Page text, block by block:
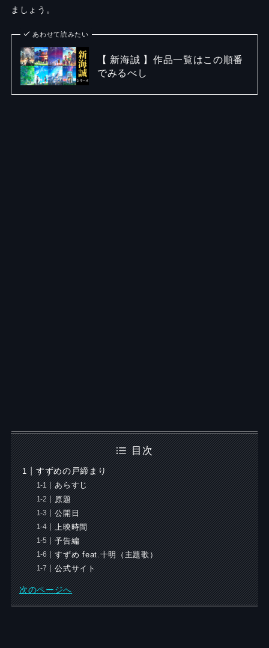
ましょう。
あわせて読みたい
【 新海誠 】作品一覧はこの順番
でみるべし
目次
すずめの戸締まり
あらすじ
原題
公開日
上映時間
予告編
すずめ feat.十明（主題歌）
公式サイト
次のページへ